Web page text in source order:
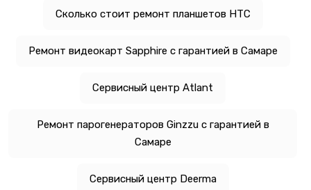
Сколько стоит ремонт планшетов HTC
Ремонт видеокарт Sapphire с гарантией в Самаре
Сервисный центр Atlant
Ремонт парогенераторов Ginzzu с гарантией в
Самаре
Сервисный центр Deerma